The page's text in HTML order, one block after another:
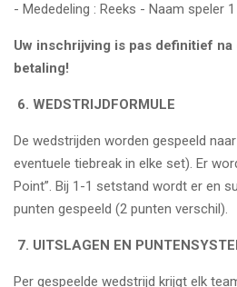
- Mededeling : Reeks - Naam speler
Uw inschrijving is pas definitief na
betaling!
6. WEDSTRIJDFORMULE
De wedstrijden worden gespeeld
eventuele tiebreak in elke set). Er
Point”. Bij 1-1 setstand wordt er en
punten gespeeld (2 punten verschil).
7. UITSLAGEN EN
Per gespeelde wedstrijd krijgt elk